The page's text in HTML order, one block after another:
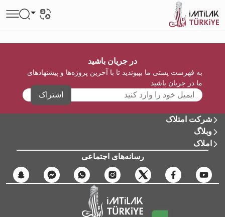
در جریان باشید
به فهرست پستی ما بپیوندید تا با آخرین پروژه‌ها و پیشنهادهای
ما در جریان باشید
اشتراک
شرکت امتلاک
وبلاگ
املاک
رسانه‌های اجتماعی